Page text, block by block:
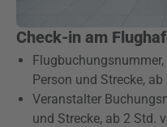
Check-in am
Flugbuchungsnummer,
Person und Strecke,
Veranstalter
und Strecke, ab 2 Std.